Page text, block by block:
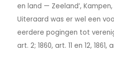
en land — Zeeland’, Kampen,
Uiteraard was er wel een
eerdere pogingen tot
art. 2; 1860, art. 11 en 12, 1861,